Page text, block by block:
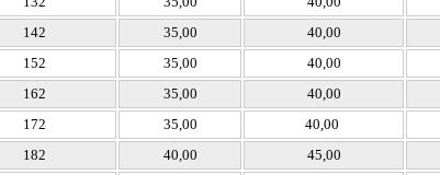
142
35,00 40,00
152
35,00 40,00
162
35,00 40,00
172
35,00 40,00
182
40,00 45,00